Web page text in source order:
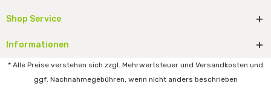
Shop Service
Informationen
* Alle Preise verstehen sich zzgl. Mehrwertsteuer und Versandkosten und
ggf. Nachnahmegebühren, wenn nicht anders beschrieben